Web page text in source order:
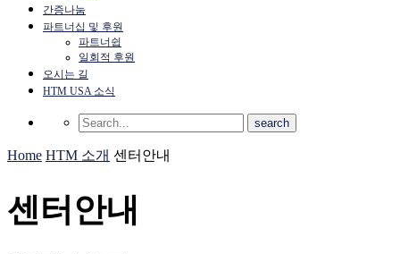
간증나눔
파트너십 및 후원
파트너쉽
일회적 후원
오시는 길
HTM USA 소식
Home HTM 소개 센터안내
센터안내